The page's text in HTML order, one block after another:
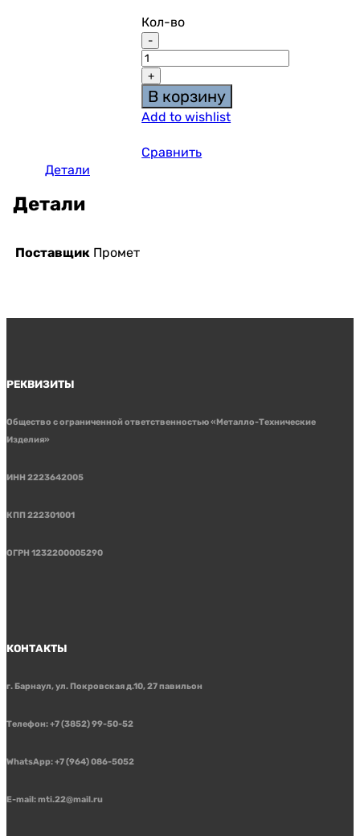
Кол-во
В корзину
Add to wishlist
Сравнить
Детали
Детали
Поставщик Промет
РЕКВИЗИТЫ
Общество с ограниченной ответственностью «Металло-Технические
Изделия»
ИНН 2223642005
КПП 222301001
ОГРН 1232200005290
КОНТАКТЫ
г. Барнаул, ул. Покровская д.10, 27 павильон
Телефон: +7 (3852) 99-50-52
WhatsApp: +7 (964) 086-5052
E-mail: mti.22@mail.ru